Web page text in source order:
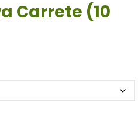
Carrete (10